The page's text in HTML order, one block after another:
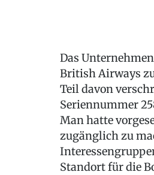
Das
British Airways
Teil davon
Seriennummer
Man hatte
zugänglich zu
Standort für die